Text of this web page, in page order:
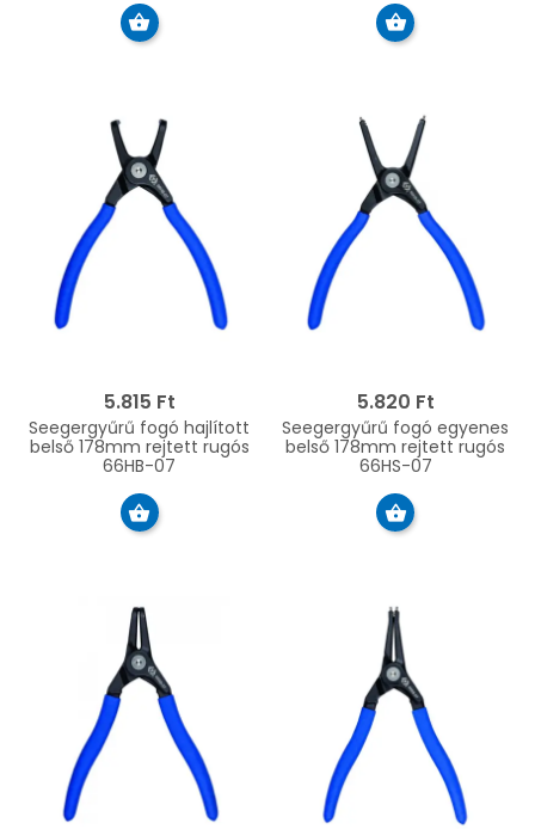
5.815 Ft
Seegergyűrű fogó hajlított
belső 178mm rejtett rugós
66HB-07
5.820 Ft
Seegergyűrű fogó egyenes
belső 178mm rejtett rugós
66HS-07